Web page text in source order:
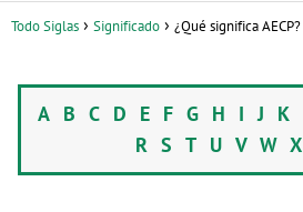
Todo Siglas Significado ¿Qué significa AECP?
A B C D E F G H IJ K
R S T U V W X